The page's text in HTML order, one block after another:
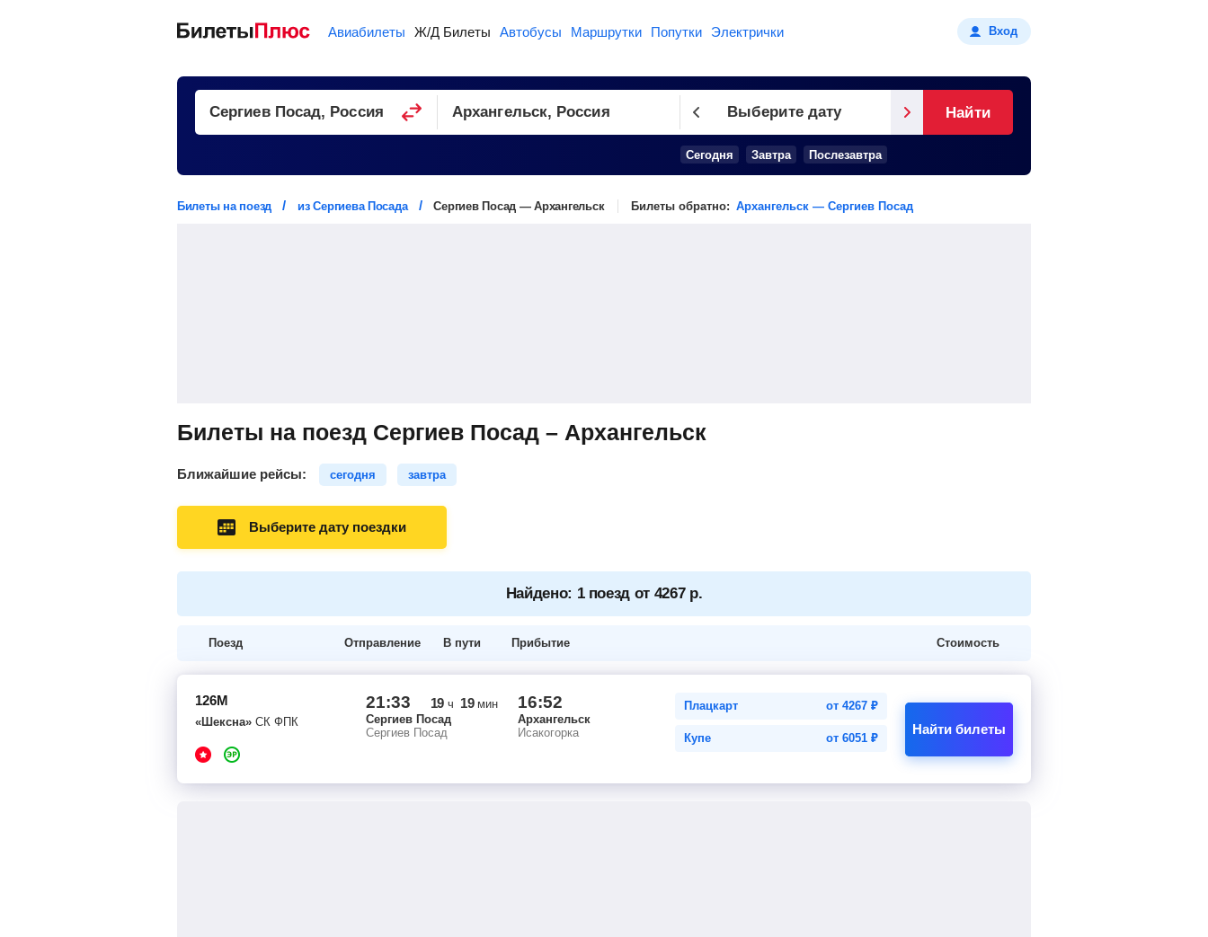
Авиабилеты Ж/Д Билеты Автобусы Маршрутки Попутки Электрички Вход
Выберите дату
Сегодня Завтра Послезавтра
Найти
Билеты на поезд из Сергиева Посада Сергиев Посад — Архангельск Билеты обратно: Архангельск — Сергиев Посад
Билеты на поезд Сергиев Посад – Архангельск
Ближайшие рейсы: сегодня завтра
Выберите дату поездки
Найдено: 1 поезд от 4267 р.
Поезд Отправление В пути Прибытие Стоимость
126М
«Шексна» СК ФПК
21:33 19 ч 19мин
Сергиев Посад
Сергиев Посад
16:52
Архангельск
Исакогорка
Плацкарт от 4267 ₽
Купе от 6051 ₽
Найти билеты